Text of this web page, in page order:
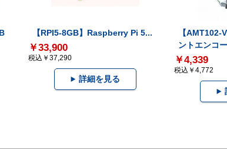
【RPI5-8GB】Raspberry Pi 5...
￥33,900
税込￥37,290
詳細を見る
【AMT102-
ントエンコ
￥4,339
税込￥4,772